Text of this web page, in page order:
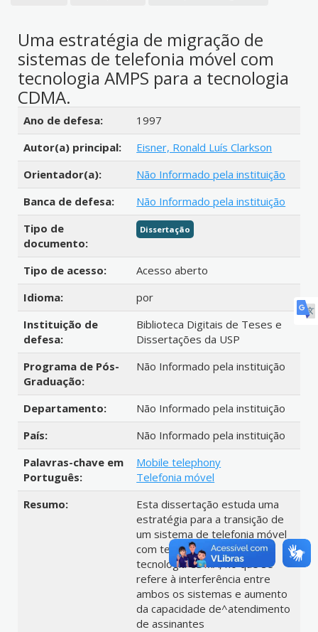
Uma estratégia de migração de
sistemas de telefonia móvel com
tecnologia AMPS para a tecnologia
CDMA.
Detalhes bibliográficos
Ano de defesa:
1997
Autor(a) principal:
Eisner, Ronald Luís Clarkson
Orientador(a):
Não Informado pela instituição
Banca de defesa:
Não Informado pela instituição
Tipo de
documento:
Dissertação
Tipo de acesso:
Acesso aberto
Idioma:
por
Instituição de
defesa:
Biblioteca Digitais de Teses e
Dissertações da USP
Programa de Pós-
Graduação:
Não Informado pela instituição
Departamento:
Não Informado pela instituição
País:
Não Informado pela instituição
Palavras-chave em
Português:
Mobile telephony
Telefonia móvel
Resumo:
Esta dissertação estuda uma
estratégia para a transição de
um sistema de telefonia móvel
com tecnologia FDMA para a
tecnologia CDMA, no que se
refere à interferência entre
ambos os sistemas e aumento
da capacidade de^atendimento
de assinantes